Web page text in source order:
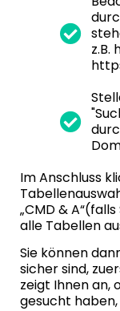
z.B.
Im Anschluss
„CMD &
alle Tabellen
Sie können
sicher sind,
zeigt Ihnen an,
gesucht